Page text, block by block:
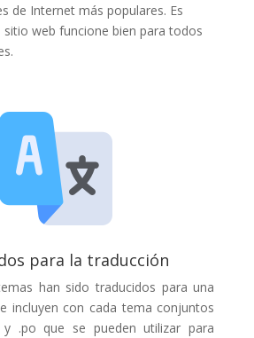
de Internet más populares. Es
web funcione bien para todos
para la traducción
han sido traducidos para una
incluyen con cada tema conjuntos
.po que se pueden utilizar para